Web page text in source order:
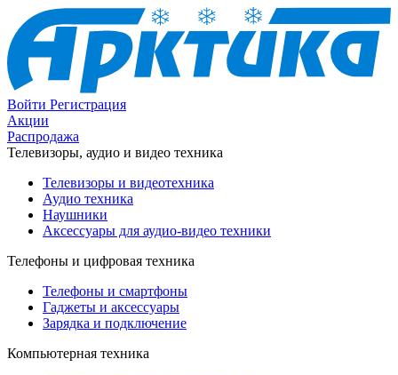
Войти Регистрация
Акции
Распродажа
Телевизоры, аудио и видео техника
Телевизоры и видеотехника
Аудио техника
Наушники
Аксессуары для аудио-видео техники
Телефоны и цифровая техника
Телефоны и смартфоны
Гаджеты и аксессуары
Зарядка и подключение
Компьютерная техника